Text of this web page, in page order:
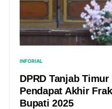
INFORIAL
DPRD Tanjab
Pendapat Akhir
Bupati 2025